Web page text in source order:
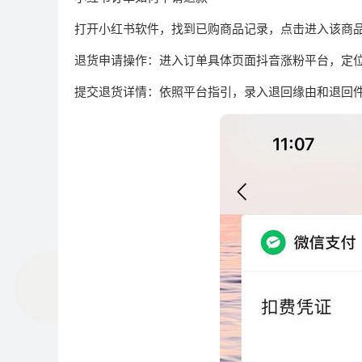
打开小红书软件，找到已购商品记录，点击进入该商
退货申请操作：进入订单具体页面抖音涨粉平台，定
提交退货详情：依照平台指引，录入退回缘由和退